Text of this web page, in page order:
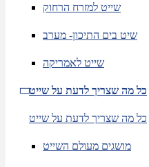
שייט למזרח הרחוק
שיט בים התיכון- מערב
שייט לאמריקה
כל מה שצריך לדעת על שייט
כל מה שצריך לדעת על שייט
מושגים מעולם השייט